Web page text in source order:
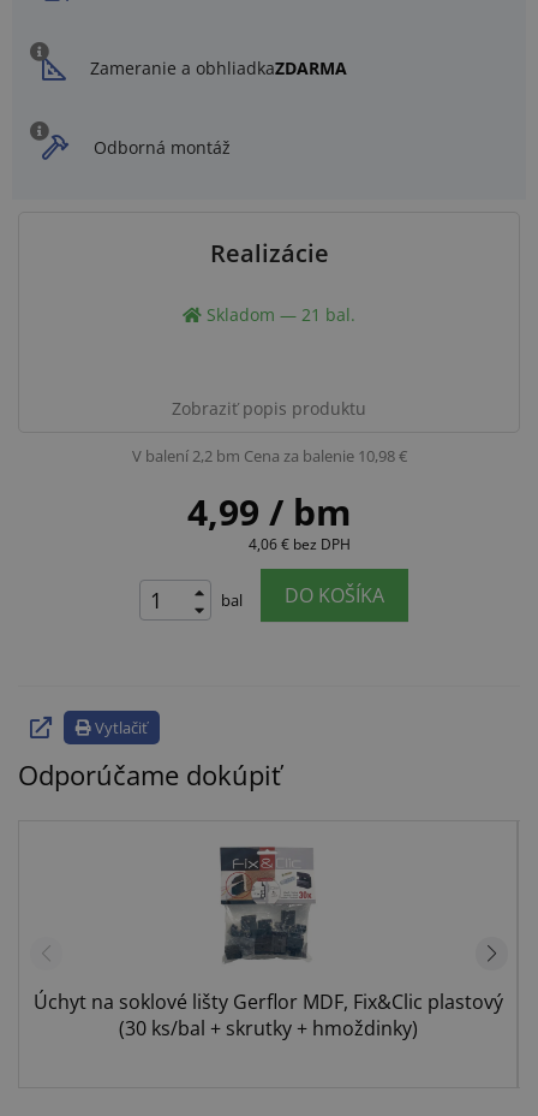
Zameranie a obhliadkaZDARMA
Odborná montáž
Realizácie
Skladom — 21 bal.
Zobraziť popis produktu
V balení 2,2 bm Cena za balenie 10,98 €
4,99 / bm
4,06 € bez DPH
bal DO KOŠÍKA
Vytlačiť
Odporúčame dokúpiť
Úchyt na soklové lišty Gerflor MDF, Fix&Clic plastový
(30 ks/bal + skrutky + hmoždinky)